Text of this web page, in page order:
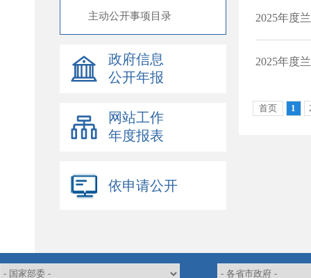
主动公开事项目录
政府信息
公开年报
网站工作
年度报表
依申请公开